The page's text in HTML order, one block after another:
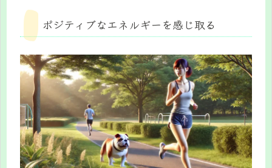
ポジティブなエネルギーを感じ取る